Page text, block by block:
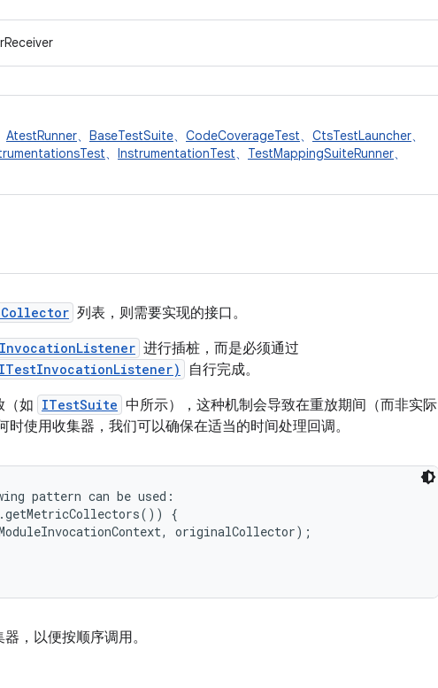
AtestRunner、 BaseTestSuite、 CodeCoverageTest、 CtsTestLauncher、
、 InstrumentationTest、 TestMappingSuiteRunner、
列表，则需要实现的接口。
进行插桩，而是必须通过
自行完成。
（如 ITestSuite 中所示），这种机制会导致在重放期间（而非实际
使用收集器，我们可以确保在适当的时间处理回调。
pattern can be used:
{
originalCollector);
，以便按顺序调用。